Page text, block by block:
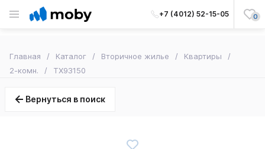
+7 (4012) 52-15-05 0
Главная Каталог Вторичное жилье
Квартиры
2-комн.
TX93150
Вернуться в поиск